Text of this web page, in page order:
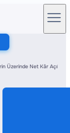
Üzerinde Net Kâr Açıkladı